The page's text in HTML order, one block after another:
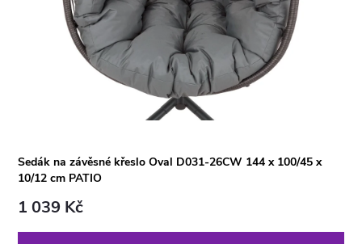
Sedák na závěsné křeslo Oval D031-26CW 144 x 100/45 x
10/12 cm PATIO
1 039 Kč